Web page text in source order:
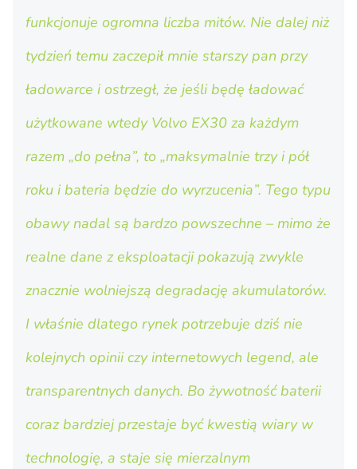
funkcjonuje ogromna liczba mitów. Nie dalej niż
tydzień temu zaczepił mnie starszy pan przy
ładowarce i ostrzegł, że jeśli będę ładować
użytkowane wtedy Volvo EX30 za każdym
razem „do pełna”, to „maksymalnie trzy i pół
roku i bateria będzie do wyrzucenia”. Tego typu
obawy nadal są bardzo powszechne – mimo że
realne dane z eksploatacji pokazują zwykle
znacznie wolniejszą degradację akumulatorów.
I właśnie dlatego rynek potrzebuje dziś nie
kolejnych opinii czy internetowych legend, ale
transparentnych danych. Bo żywotność baterii
coraz bardziej przestaje być kwestią wiary w
technologię, a staje się mierzalnym